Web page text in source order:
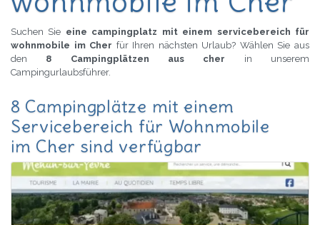
Suchen Sie eine campingplatz mit einem servicebereich für
wohnmobile im Cher für Ihren nächsten Urlaub? Wählen Sie aus
den 8 Campingplätzen aus cher in unserem
Campingurlaubsführer.
8 Campingplätze mit einem
Servicebereich für Wohnmobile
im Cher sind verfügbar